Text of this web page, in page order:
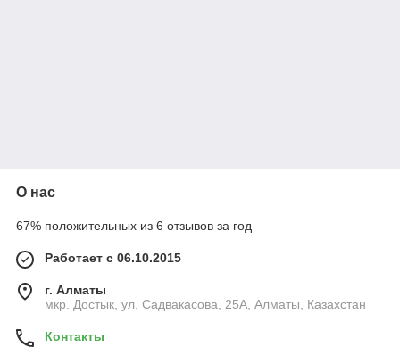
О нас
67% положительных из 6 отзывов за год
Работает с 06.10.2015
г. Алматы
мкр. Достык, ул. Садвакасова, 25А, Алматы, Казахстан
Контакты